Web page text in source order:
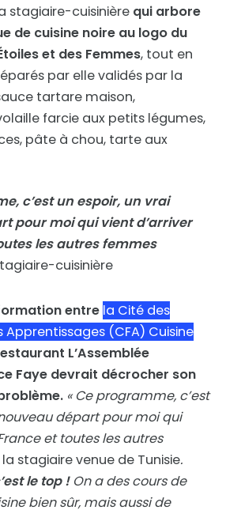
stagiaire-cuisinière qui arbore
de cuisine noire au logo du
et des Femmes, tout en
par elle validés par la
tartare maison,
farcie aux petits légumes,
pâte à chou, tarte aux
c’est un espoir, un vrai
pour moi qui vient d’arriver
les autres femmes
cuisinière
entre la Cité des
(CFA) Cuisine
L’Assemblée
Faye devrait décrocher son
« Ce programme, c’est
départ pour moi qui
et toutes les autres
stagiaire venue de Tunisie.
le top ! On a des cours de
bien sûr, mais aussi de